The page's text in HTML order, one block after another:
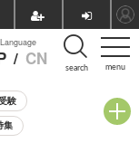
menu
Language
/ CN search
験
集